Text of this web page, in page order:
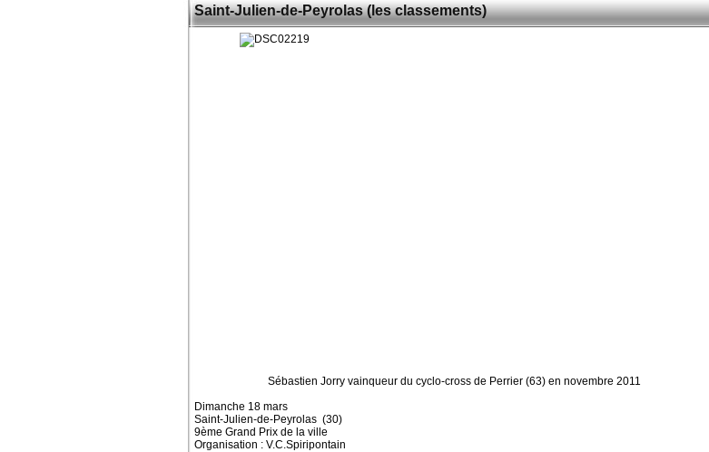
Saint-Julien-de-Peyrolas (les classements)
Sébastien Jorry vainqueur du cyclo-cross de Perrier (63) en novembre 2011
Dimanche 18 mars
Saint-Julien-de-Peyrolas (30)
9ème Grand Prix de la ville
Organisation : V.C.Spiripontain